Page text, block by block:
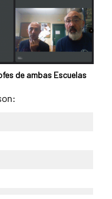
de ambas Escuelas